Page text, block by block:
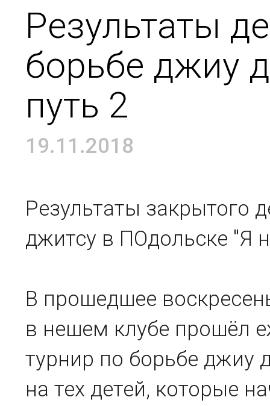
Результаты
борьбе джиу
путь 2
19.11.2018
Результаты закрытого
джитсу в ПОдольске "Я
В прошедшее
в нешем клубе прошёл
турнир по борьбе джиу
на тех детей, которые